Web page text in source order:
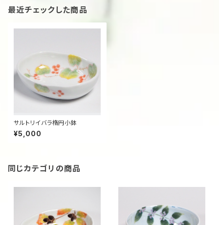
最近チェックした商品
サルトリイバラ楕円小鉢
¥5,000
同じカテゴリの商品